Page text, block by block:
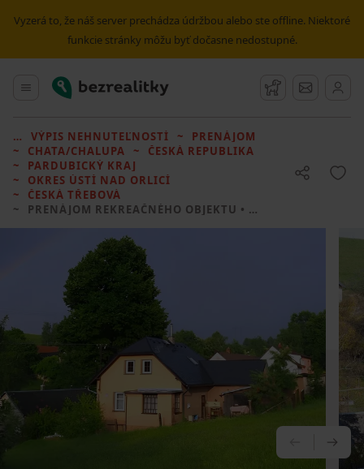
Vyzerá to, že náš server prechádza údržbou alebo ste offline. Niektoré
funkcie stránky môžu byť dočasne nedostupné.
Hlavné menu
Bezrealitky Strážny pes
Správy
VÝPIS NEHNUTEĽNOSTÍ
PRENÁJOM
CHATA/CHALUPA
ČESKÁ REPUBLIKA
PARDUBICKÝ KRAJ
OKRES ÚSTÍ NAD ORLICÍ
ČESKÁ TŘEBOVÁ
PRENÁJOM REKREAČNÉHO OBJEKTU • 2 LOŽNICE BEZ REALITKY